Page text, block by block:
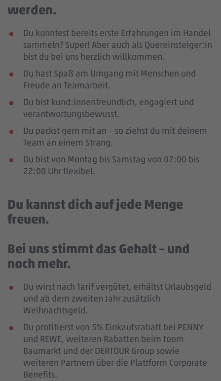
werden.
Du konntest bereits erste Erfahrungen im Handel
sammeln? Super! Aber auch als Quereinsteiger:in
bist du bei uns herzlich willkommen.
Du hast Spaß am Umgang mit Menschen und
Freude an Teamarbeit.
Du bist kund:innenfreundlich, engagiert und
verantwortungsbewusst.
Du packst gern mit an – so ziehst du mit deinem
Team an einem Strang.
Du bist von Montag bis Samstag von 07:00 bis
22:00 Uhr flexibel.
Du kannst dich auf jede Menge
freuen.
Bei uns stimmt das Gehalt – und
noch mehr.
Du wirst nach Tarif vergütet, erhältst Urlaubsgeld
und ab dem zweiten Jahr zusätzlich
Weihnachtsgeld.
Du profitierst von 5% Einkaufsrabatt bei PENNY
und REWE, weiteren Rabatten beim toom
Baumarkt und der DERTOUR Group sowie
weiteren Partnern über die Plattform Corporate
Benefits.